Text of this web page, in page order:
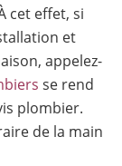
cet effet, si
et
appelez-
se rend
plombier.
de la main